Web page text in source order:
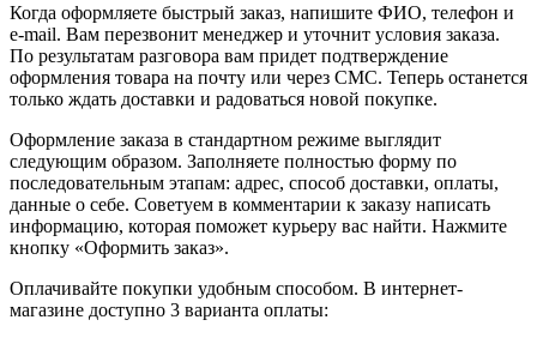
Когда оформляете быстрый заказ, напишите ФИО, телефон и
e-mail. Вам перезвонит менеджер и уточнит условия заказа.
По результатам разговора вам придет подтверждение
оформления товара на почту или через СМС. Теперь останется
только ждать доставки и радоваться новой покупке.
Оформление заказа в стандартном режиме выглядит
следующим образом. Заполняете полностью форму по
последовательным этапам: адрес, способ доставки, оплаты,
данные о себе. Советуем в комментарии к заказу написать
информацию, которая поможет курьеру вас найти. Нажмите
кнопку «Оформить заказ».
Оплачивайте покупки удобным способом. В интернет-
магазине доступно 3 варианта оплаты: